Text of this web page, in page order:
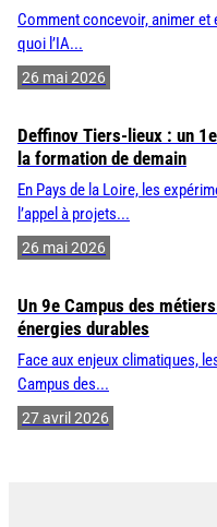
Comment concevoir, animer et
quoi l’IA...
26 mai 2026
Deffinov Tiers-lieux : un
la formation de demain
En Pays de la Loire, les
l’appel à projets...
26 mai 2026
Un 9e Campus des
énergies durables
Face aux enjeux climatiques,
Campus des...
27 avril 2026